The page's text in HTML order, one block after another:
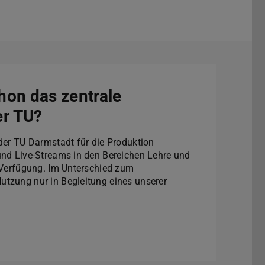
das zentrale
TU?
TU Darmstadt für die Produktion
Live-Streams in den Bereichen Lehre und
Im Unterschied zum
nur in Begleitung eines unserer